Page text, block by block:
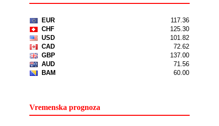
Vremenska prognoza